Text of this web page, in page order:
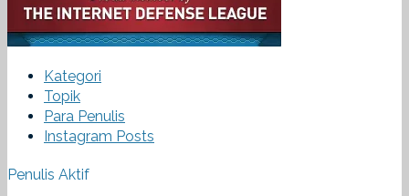
Kategori
Topik
Para Penulis
Instagram Posts
Penulis Aktif